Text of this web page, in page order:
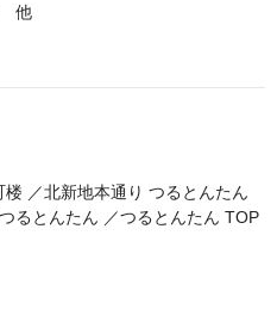
他
楼 ／北新地本通り つるとんたん
るとんたん ／つるとんたん TOP